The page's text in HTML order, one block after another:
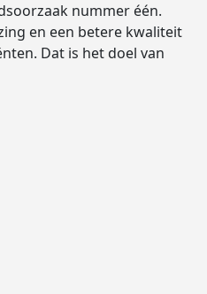
nummer één.
en een betere kwaliteit
Dat is het doel van